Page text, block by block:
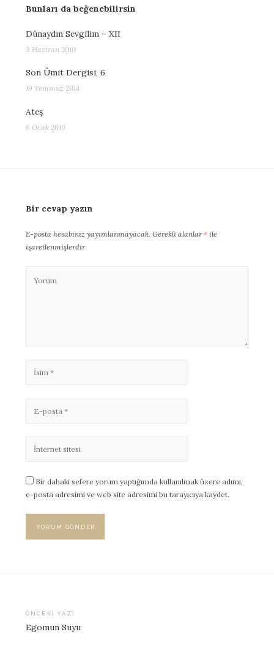
Bunları da beğenebilirsin
Dünaydın Sevgilim – XII
3 Haziran 2010
Son Ümit Dergisi, 6
19 Temmuz 2014
Ateş
6 Ocak 2010
Bir cevap yazın
E-posta hesabınız yayımlanmayacak. Gerekli alanlar* ile
işaretlenmişlerdir
Bir dahaki sefere yorum yaptığımda kullanılmak üzere adımı,
e-posta adresimi ve web site adresimi bu tarayıcıya kaydet.
Yazı
ÖNCEKI YAZI
Egomun Suyu